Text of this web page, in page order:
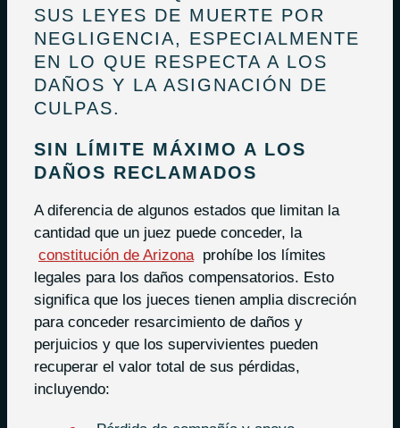
SUS LEYES DE MUERTE POR
NEGLIGENCIA, ESPECIALMENTE
EN LO QUE RESPECTA A LOS
DAÑOS Y LA ASIGNACIÓN DE
CULPAS.
SIN LÍMITE MÁXIMO A LOS
DAÑOS RECLAMADOS
A diferencia de algunos estados que limitan la
cantidad que un juez puede conceder, la
constitución de Arizona prohíbe los límites
legales para los daños compensatorios. Esto
significa que los jueces tienen amplia discreción
para conceder resarcimiento de daños y
perjuicios y que los supervivientes pueden
recuperar el valor total de sus pérdidas,
incluyendo: